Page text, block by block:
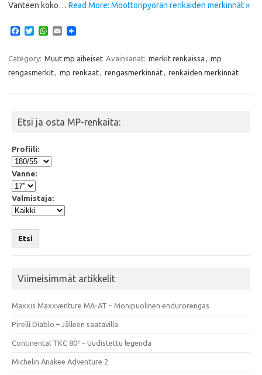
Vanteen koko… Read More: Moottoripyörän renkaiden merkinnät »
e
o
T
t
e
W
t
s
A
E
i
Category: Muut mp aiheiset Avainsanat: merkit renkaissa , mp
rengasmerkit, mp renkaat, rengasmerkinnät, renkaiden merkinnät
Etsi ja osta MP-renkaita:
Profiili:
Vanne:
Valmistaja:
Etsi
Viimeisimmät artikkelit
Maxxis Maxxventure MA-AT – Monipuolinen endurorengas
Pirelli Diablo – Jälleen saatavilla
Continental TKC 80² – Uudistettu legenda
Michelin Anakee Adventure 2